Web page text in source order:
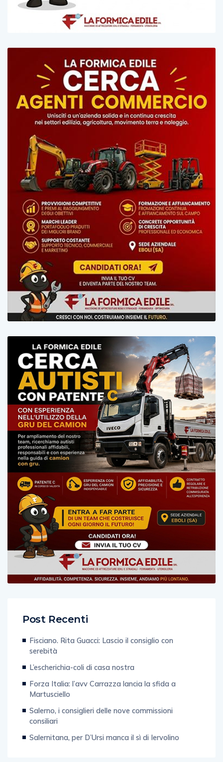
Post Recenti
Fisciano. Rita Guacci: Lascio il consiglio con
serebità
L’escherichia-coli di casa nostra
Forza Italia: l’avv Carrazza lancia la sfida a
Martusciello
Salerno, i consiglieri delle nove commissioni
consiliari
Salernitana, per D’Ursi manca il sì di Iervolino